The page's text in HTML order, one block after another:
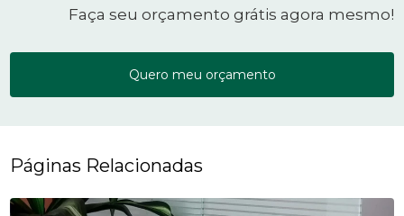
Faça seu orçamento grátis agora mesmo!
Quero meu orçamento
Páginas Relacionadas